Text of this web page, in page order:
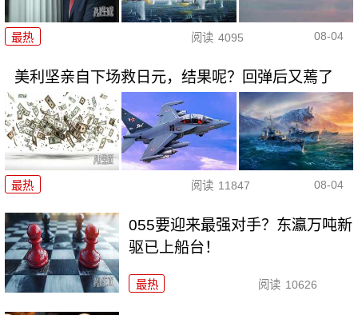
最热 阅读 4095 08-04
美利坚亲自下场救日元，结果呢？回弹后又蔫了
最热 阅读 11847 08-04
055要迎来最强对手？东瀛万吨新
驱已上船台！
最热 阅读 10626